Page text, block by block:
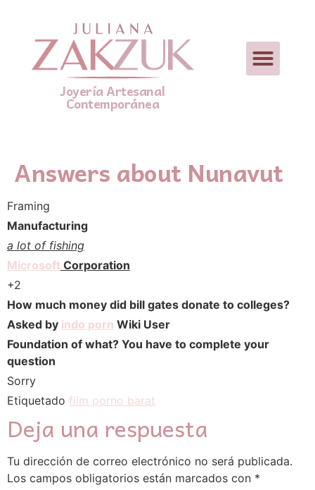
Joyería Artesanal
Contemporánea
Answers about Nunavut
Framing
Manufacturing
a lot of fishing
Microsoft Corporation
+2
How much money did bill gates donate to colleges?
Asked by indo porn Wiki User
Foundation of what? You have to complete your
question
Sorry
Etiquetado film porno barat
Deja una respuesta
Tu dirección de correo electrónico no será publicada.
Los campos obligatorios están marcados con *